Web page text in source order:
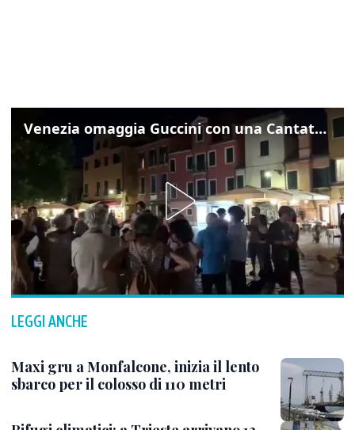
Venezia omaggia Guccini con una Cantata Anarchica in campo Santa Margherita
LEGGI ANCHE
Maxi gru a Monfalcone, inizia il lento
sbarco per il colosso di 110 metri